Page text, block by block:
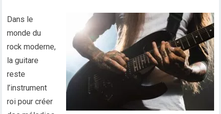
Dans le
monde du
rock moderne,
la guitare
reste
l’instrument
roi pour créer